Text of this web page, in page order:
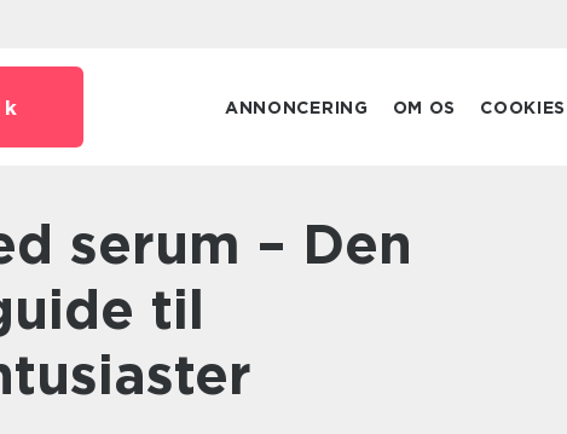
ANNONCERING OM OS COOKIES
til